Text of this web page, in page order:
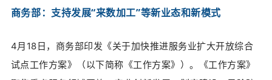
商务部：支持发展“来数加工”等新业态和新模式
4月18日， 商务部印发 《关于加快推进服务业扩大开放综合
试点工作方案》
（以下简称《工作方案》）。
《工作方案》